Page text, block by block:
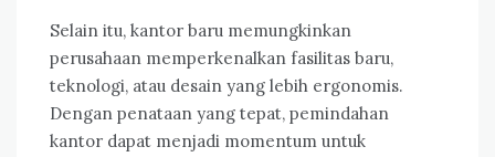
Selain itu, kantor baru memungkinkan
perusahaan memperkenalkan fasilitas baru,
teknologi, atau desain yang lebih ergonomis.
Dengan penataan yang tepat, pemindahan
kantor dapat menjadi momentum untuk